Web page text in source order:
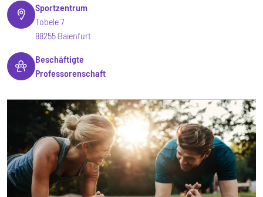
Sportzentrum
Töbele 7
88255 Baienfurt
Beschäftigte
Professorenschaft